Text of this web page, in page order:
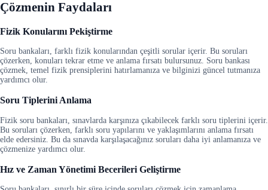
Çözmenin Faydaları
Fizik Konularını Pekiştirme
Soru bankaları, farklı fizik konularından çeşitli sorular içerir. Bu soruları
çözerken, konuları tekrar etme ve anlama fırsatı bulursunuz. Soru bankası
çözmek, temel fizik prensiplerini hatırlamanıza ve bilginizi güncel tutmanıza
yardımcı olur.
Soru Tiplerini Anlama
Fizik soru bankaları, sınavlarda karşınıza çıkabilecek farklı soru tiplerini içerir.
Bu soruları çözerken, farklı soru yapılarını ve yaklaşımlarını anlama fırsatı
elde edersiniz. Bu da sınavda karşılaşacağınız soruları daha iyi anlamanıza ve
çözmenize yardımcı olur.
Hız ve Zaman Yönetimi Becerileri Geliştirme